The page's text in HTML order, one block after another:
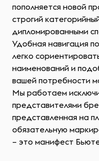
пополняется новой
строгий
дипломированными
Удобная навигация
легко
наименований и
вашей потребности
Мы работаем
представителями
представленная на
обязательную
– это манифест